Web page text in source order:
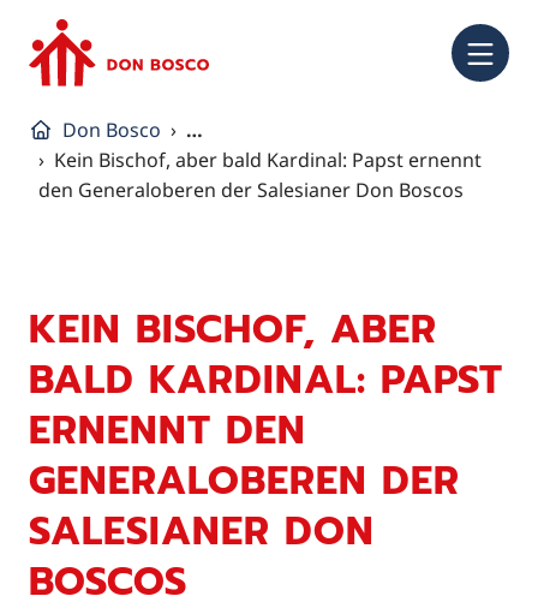
Don Bosco
…
Kein Bischof, aber bald Kardinal: Papst ernennt
den Generaloberen der Salesianer Don Boscos
KEIN BISCHOF, ABER
BALD KARDINAL: PAPST
ERNENNT DEN
GENERALOBEREN DER
SALESIANER DON
BOSCOS